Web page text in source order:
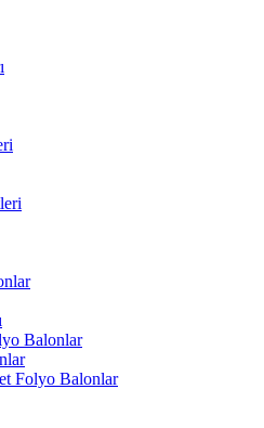
Balonlar
Folyo Balonlar